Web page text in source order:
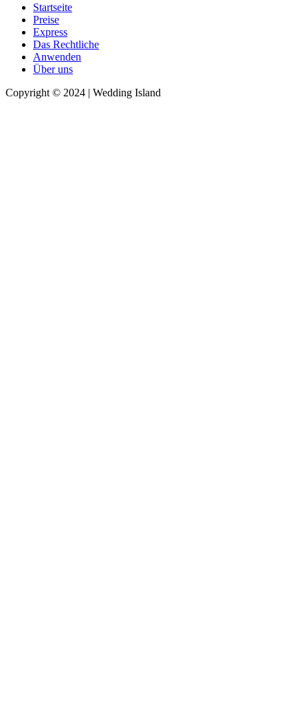
Startseite
Preise
Express
Das Rechtliche
Anwenden
Über uns
Copyright © 2024 | Wedding Island